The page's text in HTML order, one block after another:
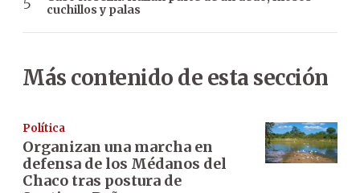
cuchillos y palas
Más contenido de esta sección
Política
Organizan una marcha en
defensa de los Médanos del
Chaco tras postura de